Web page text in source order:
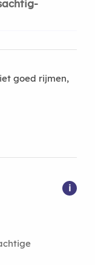
goed rijmen,
i